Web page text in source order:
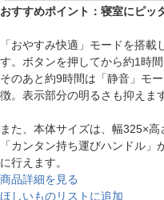
おすすめポイント：寝室にピッ
「おやすみ快適」モードを搭
す。ボタンを押してから約1時
そのあと約9時間は「静音」モ
徴。表示部分の明るさも抑えま
また、本体サイズは、幅325×
「カンタン持ち運びハンドル
に行えます。
商品詳細を見る
ほしいものリストに追加